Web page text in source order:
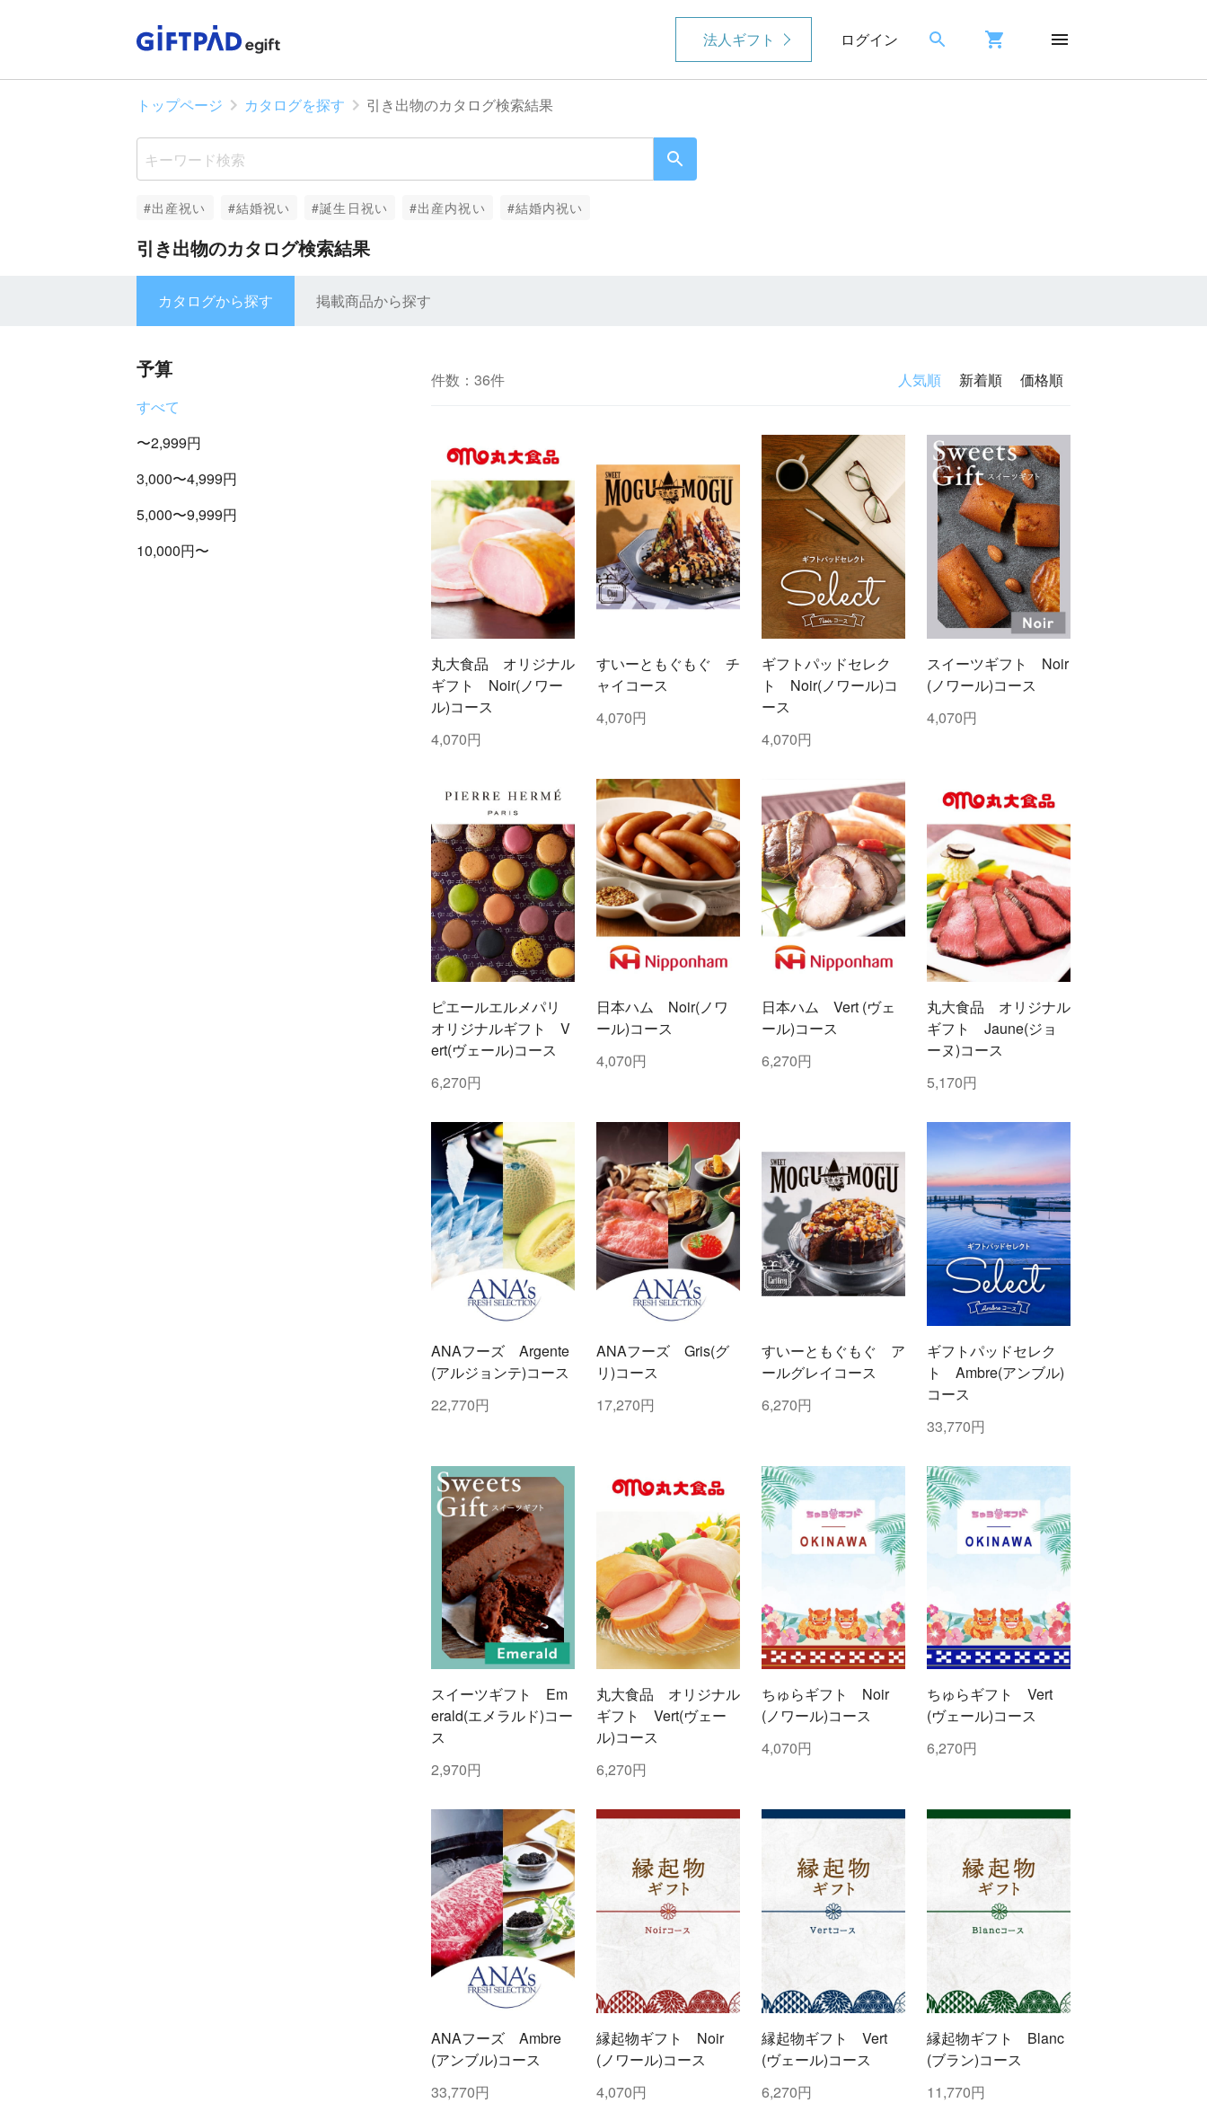
法人ギフト ログイン
トップページ カタログを探す 引き出物のカタログ検索結果
#出産祝い #結婚祝い #誕生日祝い #出産内祝い #結婚内祝い
引き出物のカタログ検索結果
カタログから探す 掲載商品から探す
予算
すべて
〜2,999円
3,000〜4,999円
5,000〜9,999円
10,000円〜
件数：36件 人気順 新着順 価格順
丸大食品 オリジナル
ギフト Noir(ノワー
ル)コース
4,070円
すいーともぐもぐ チ
ャイコース
4,070円
ギフトパッドセレク
ト Noir(ノワール)コ
ース
4,070円
スイーツギフト Noir
(ノワール)コース
4,070円
ピエールエルメパリ
オリジナルギフト V
ert(ヴェール)コース
6,270円
日本ハム Noir(ノワ
ール)コース
4,070円
日本ハム Vert (ヴェ
ール)コース
6,270円
丸大食品 オリジナル
ギフト Jaune(ジョ
ーヌ)コース
5,170円
ANAフーズ Argente
(アルジョンテ)コース
22,770円
ANAフーズ Gris(グ
リ)コース
17,270円
すいーともぐもぐ ア
ールグレイコース
6,270円
ギフトパッドセレク
ト Ambre(アンブル)
コース
33,770円
スイーツギフト Em
erald(エメラルド)コー
ス
2,970円
丸大食品 オリジナル
ギフト Vert(ヴェー
ル)コース
6,270円
ちゅらギフト Noir
(ノワール)コース
4,070円
ちゅらギフト Vert
(ヴェール)コース
6,270円
ANAフーズ Ambre
(アンブル)コース
33,770円
縁起物ギフト Noir
(ノワール)コース
4,070円
縁起物ギフト Vert
(ヴェール)コース
6,270円
縁起物ギフト Blanc
(ブラン)コース
11,770円